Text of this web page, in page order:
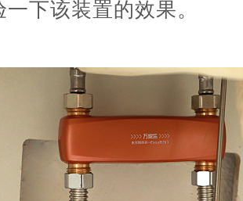
下该装置的效果。